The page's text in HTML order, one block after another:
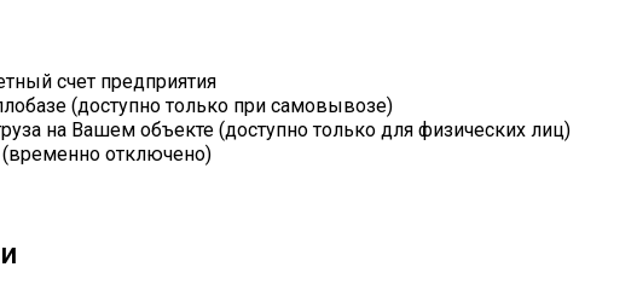
счет предприятия
(доступно только при самовывозе)
на Вашем объекте (доступно только для физических лиц)
(временно отключено)